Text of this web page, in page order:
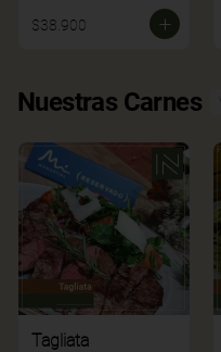
$38.900
Nuestras Carnes
Tagliata